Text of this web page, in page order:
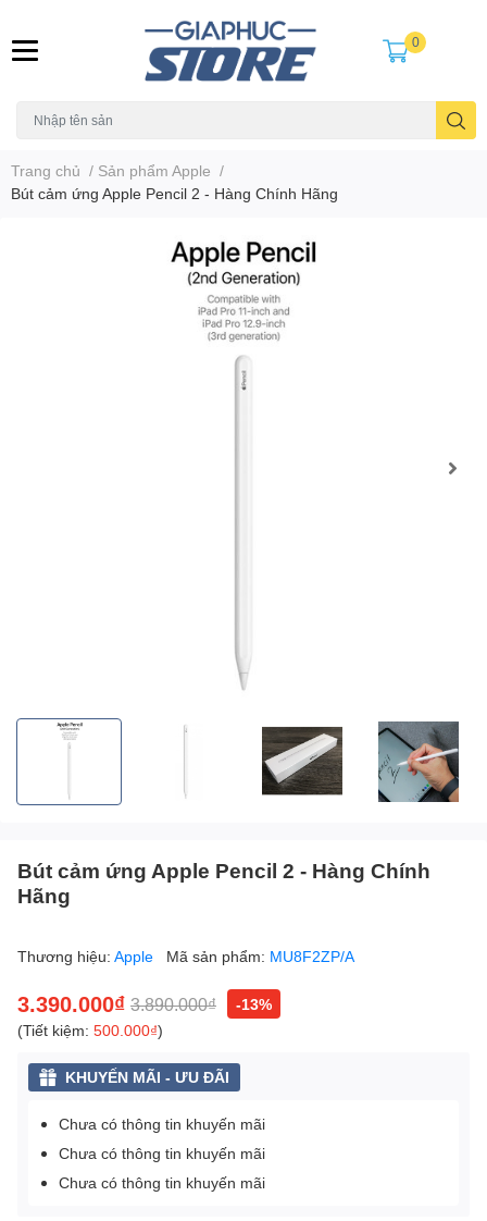
0
Trang chủ / Sản phẩm Apple /
Bút cảm ứng Apple Pencil 2 - Hàng Chính Hãng
Bút cảm ứng Apple Pencil 2 - Hàng Chính
Hãng
Thương hiệu: Apple Mã sản phẩm: MU8F2ZP/A
3.390.000₫ 3.890.000₫
-13%
(Tiết kiệm: 500.000₫)
KHUYẾN MÃI - ƯU ĐÃI
Chưa có thông tin khuyến mãi
Chưa có thông tin khuyến mãi
Chưa có thông tin khuyến mãi